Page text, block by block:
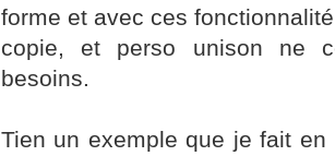
forme et avec ces
copie, et perso unison ne
besoins.
Tien un exemple que je fait